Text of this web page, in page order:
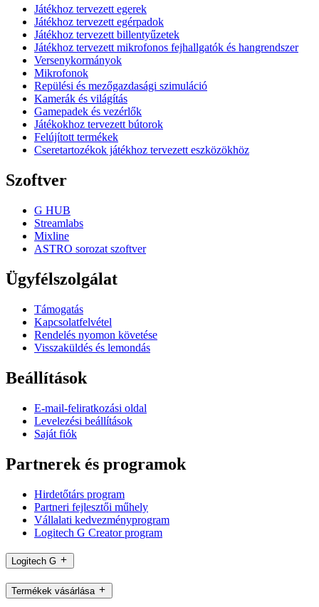
Játékhoz tervezett egerek
Játékhoz tervezett egérpadok
Játékhoz tervezett billentyűzetek
Játékhoz tervezett mikrofonos fejhallgatók és hangrendszer
Versenykormányok
Mikrofonok
Repülési és mezőgazdasági szimuláció
Kamerák és világítás
Gamepadek és vezérlők
Játékokhoz tervezett bútorok
Felújított termékek
Cseretartozékok játékhoz tervezett eszközökhöz
Szoftver
G HUB
Streamlabs
Mixline
ASTRO sorozat szoftver
Ügyfélszolgálat
Támogatás
Kapcsolatfelvétel
Rendelés nyomon követése
Visszaküldés és lemondás
Beállítások
E-mail-feliratkozási oldal
Levelezési beállítások
Saját fiók
Partnerek és programok
Hirdetőtárs program
Partneri fejlesztői műhely
Vállalati kedvezményprogram
Logitech G Creator program
Logitech G
Termékek vásárlása